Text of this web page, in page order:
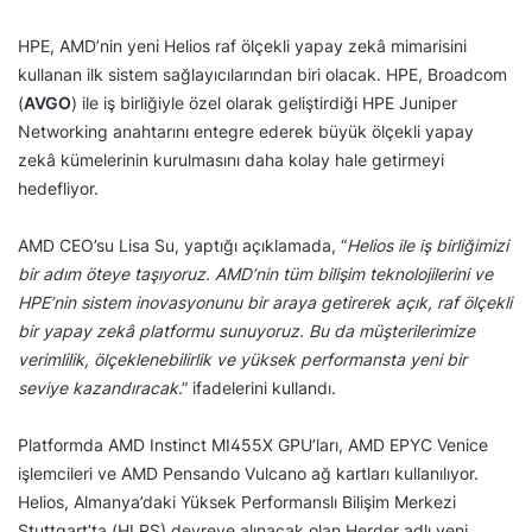
HPE, AMD’nin yeni Helios raf ölçekli yapay zekâ mimarisini
kullanan ilk sistem sağlayıcılarından biri olacak. HPE, Broadcom
(AVGO) ile iş birliğiyle özel olarak geliştirdiği HPE Juniper
Networking anahtarını entegre ederek büyük ölçekli yapay
zekâ kümelerinin kurulmasını daha kolay hale getirmeyi
hedefliyor.
AMD CEO’su Lisa Su, yaptığı açıklamada, “Helios ile iş birliğimizi
bir adım öteye taşıyoruz. AMD’nin tüm bilişim teknolojilerini ve
HPE’nin sistem inovasyonunu bir araya getirerek açık, raf ölçekli
bir yapay zekâ platformu sunuyoruz. Bu da müşterilerimize
verimlilik, ölçeklenebilirlik ve yüksek performansta yeni bir
seviye kazandıracak.” ifadelerini kullandı.
Platformda AMD Instinct MI455X GPU’ları, AMD EPYC Venice
işlemcileri ve AMD Pensando Vulcano ağ kartları kullanılıyor.
Helios, Almanya’daki Yüksek Performanslı Bilişim Merkezi